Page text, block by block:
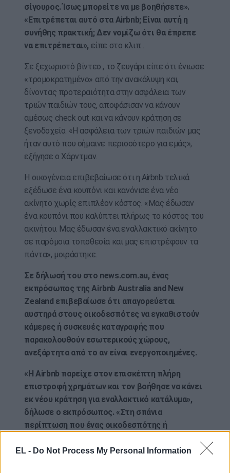
EL - Do Not Process My Personal Information
σίγουρος. Ίσως μπορείτε να με βοηθήσετε».
«Επιτρέπεται αυτό στα Airbnb; Είναι αυτή η
συνήθης πρακτική; Δεν νομίζω ότι θα έπρεπε
να επιτρέπεται», είπε στο κλιπ .
Σε ξεχωριστό βίντεο , το ζευγάρι είπε ότι ένιωσε
«τρομοκρατημένο» από την ανακάλυψη και,
δίνοντας προτεραιότητα στην ασφάλεια των
τριών παιδιών τους, αποφάσισαν να κάνουν
αμέσως check out και να κάνουν κράτηση σε
ξενοδοχείο. «Η ασφάλεια των τριών παιδιών μας
ήταν αυτό που σήμαινε περισσότερο για εμάς»,
εξήγησε ο Χάρντμαν.
Η οικογένεια επιβεβαίωσε ότι η Airbnb τελικά
εξέδωσε ένα κουπόνι και κανόνισε ένα νέο
ακίνητο χωρίς επιπλέον κόστος. «Μας έδωσαν
ένα κουπόνι που καλύπτει πλήρως το κόστος του
ακινήτου. Μας έδωσαν ένα εναλλακτικό ακίνητο
σε παρόμοια τοποθεσία και μας επιστρέφουν τα
πάντα», μοιράστηκε.
Σε δήλωσή του στο news.com.au, ένας
εκπρόσωπος της Airbnb Australia and New
Zealand επιβεβαίωσε ότι απαγορεύεται
αυστηρά στους οικοδεσπότες να εγκαθιστούν
κάμερες ή συσκευές καταγραφής που
παρακολουθούν εσωτερικούς χώρους,
ανεξάρτητα από το αν είναι ενεργοποιημένες.
«Η Airbnb παρείχε στον επισκέπτη πλήρη
επιστροφή χρημάτων και τον βοήθησε να κάνει
εκ νέου κράτηση για εναλλακτικό κατάλυμα»,
δήλωσε ο εκπρόσωπος. «Στη σπάνια
περίπτωση που ένας οικοδεσπότης ή
αντιμετωπίζει κάποιο πρόβλημα που